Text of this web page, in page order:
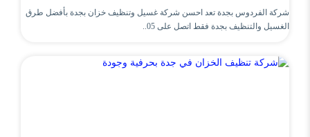
شركة الفردوس بجدة تعد احسن شركة غسيل وتنظيف خزان بجدة بأفضل طرق
الغسيل والتنظيف بجدة فقط اتصل على 05..